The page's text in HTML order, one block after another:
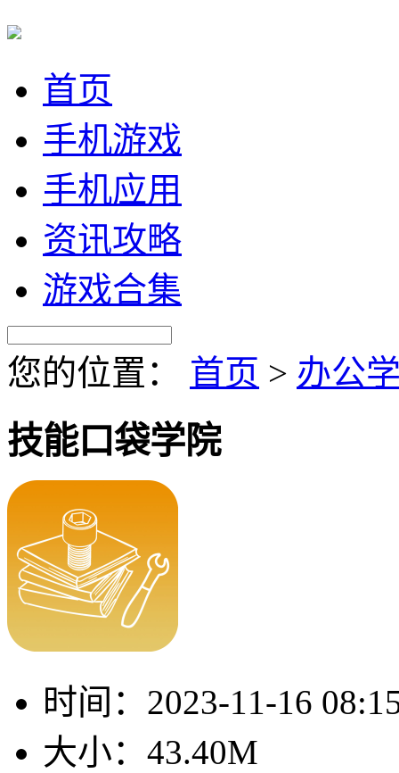
首页
手机游戏
手机应用
资讯攻略
游戏合集
您的位置： 首页 > 办公
技能口袋学院
时间： 2023-11-16
大小： 43.40M